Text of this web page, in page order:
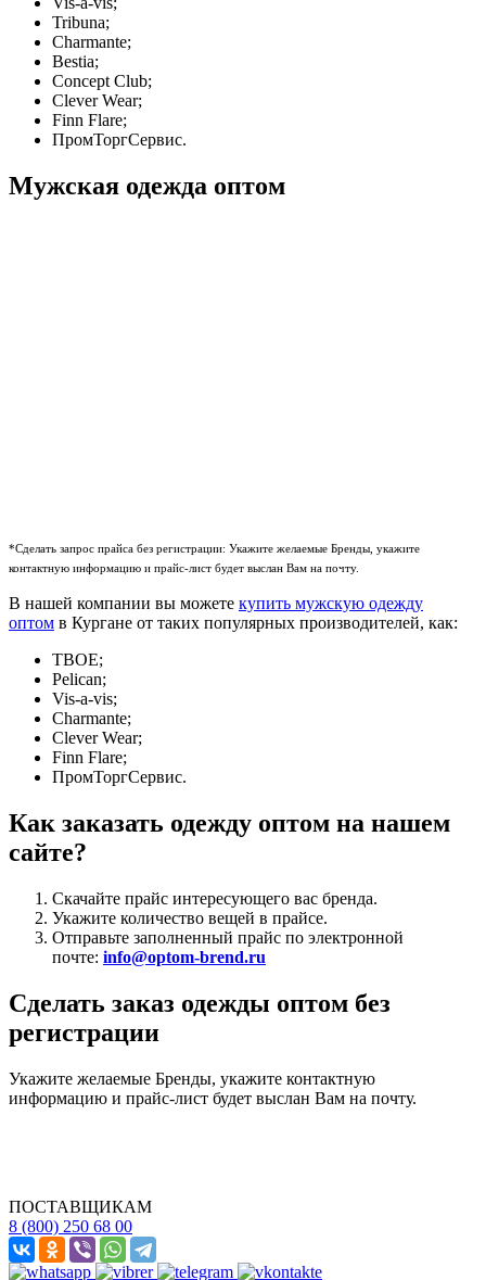
Tribuna;
Charmante;
Bestia;
Concept Club;
Clever Wear;
Finn Flare;
ПромТоргСервис.
Мужская одежда оптом
*Сделать запрос прайса без регистрации: Укажите желаемые Бренды, укажите
контактную информацию и прайс-лист будет выслан Вам на почту.
В нашей компании вы можете купить мужскую одежду
оптом в Кургане от таких популярных производителей, как:
ТВОЕ;
Pelican;
Vis-a-vis;
Charmante;
Clever Wear;
Finn Flare;
ПромТоргСервис.
Как заказать одежду оптом на нашем
сайте?
Скачайте прайс интересующего вас бренда.
Укажите количество вещей в прайсе.
Отправьте заполненный прайс по электронной
почте: info@optom-brend.ru
Сделать заказ одежды оптом без
регистрации
Укажите желаемые Бренды, укажите контактную
информацию и прайс-лист будет выслан Вам на почту.
ПОСТАВЩИКАМ
8 (800) 250 68 00